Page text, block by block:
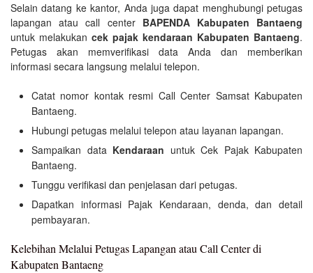
Selain datang ke kantor, Anda juga dapat menghubungi petugas
lapangan atau call center BAPENDA Kabupaten Bantaeng
untuk melakukan cek pajak kendaraan Kabupaten Bantaeng.
Petugas akan memverifikasi data Anda dan memberikan
informasi secara langsung melalui telepon.
Catat nomor kontak resmi Call Center Samsat Kabupaten
Bantaeng.
Hubungi petugas melalui telepon atau layanan lapangan.
Sampaikan data Kendaraan untuk Cek Pajak Kabupaten
Bantaeng.
Tunggu verifikasi dan penjelasan dari petugas.
Dapatkan informasi Pajak Kendaraan, denda, dan detail
pembayaran.
Kelebihan Melalui Petugas Lapangan atau Call Center di
Kabupaten Bantaeng